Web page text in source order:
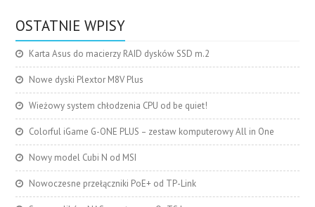
OSTATNIE WPISY
Karta Asus do macierzy RAID dysków SSD m.2
Nowe dyski Plextor M8V Plus
Wieżowy system chłodzenia CPU od be quiet!
Colorful iGame G-ONE PLUS – zestaw komputerowy All in One
Nowy model Cubi N od MSI
Nowoczesne przełączniki PoE+ od TP-Link